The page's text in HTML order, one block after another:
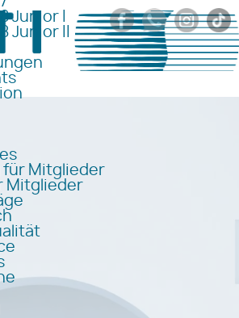
Junior I
Junior II
für Mitglieder
Mitglieder